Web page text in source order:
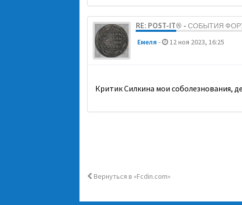
RE: POST-IT® - СОБЫТИЯ
Емеля - 12 ноя 2023, 16:25
Критик Силкина мои соболезнования,
Вернуться в «Fcdin.com»